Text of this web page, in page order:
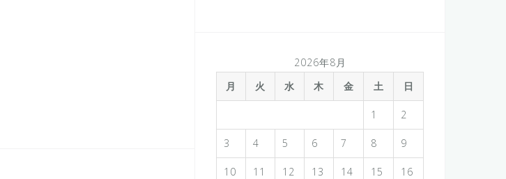
2026年8月
月
火 水 木 金 土 日
1 2
3 4 5 6 7 8 9
10 11 12 13 14 15 16